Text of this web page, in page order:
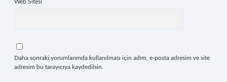
Web Sitesi
Daha sonraki yorumlarımda kullanılması için adım, e-posta adresim ve site
adresim bu tarayıcıya kaydedilsin.